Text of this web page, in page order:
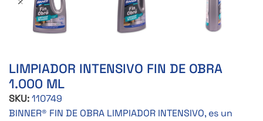
LIMPIADOR INTENSIVO FIN DE OBRA
1.000 ML
SKU:110749
BINNER® FIN DE OBRA LIMPIADOR INTENSIVO, es un